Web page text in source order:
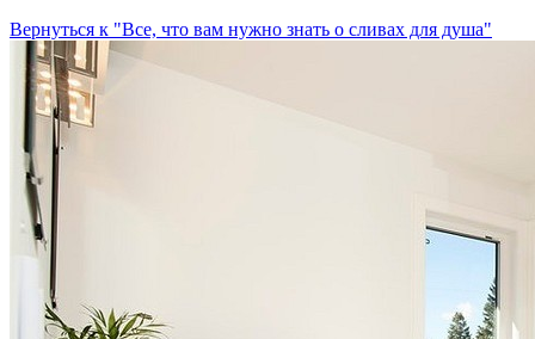
Вернуться к "Все, что вам нужно знать о сливах для душа"